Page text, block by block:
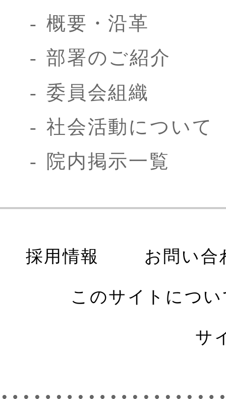
概要・沿革
部署のご紹介
委員会組織
社会活動について
院内掲示一覧
採用情報 お問い合
このサイトにつ
サ